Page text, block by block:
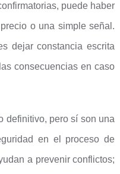
puede haber
o una simple señal.
dejar constancia escrita
consecuencias en caso
definitivo, pero sí son una
en el proceso de
a prevenir conflictos;